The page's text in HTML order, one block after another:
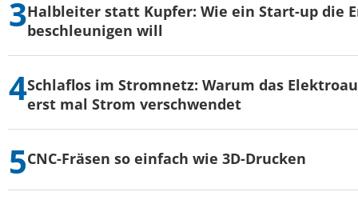
Halbleiter statt Kupfer: Wie ein Start-up die
beschleunigen will
Schlaflos im Stromnetz: Warum das
erst mal Strom verschwendet
CNC-Fräsen so einfach wie 3D-Drucken